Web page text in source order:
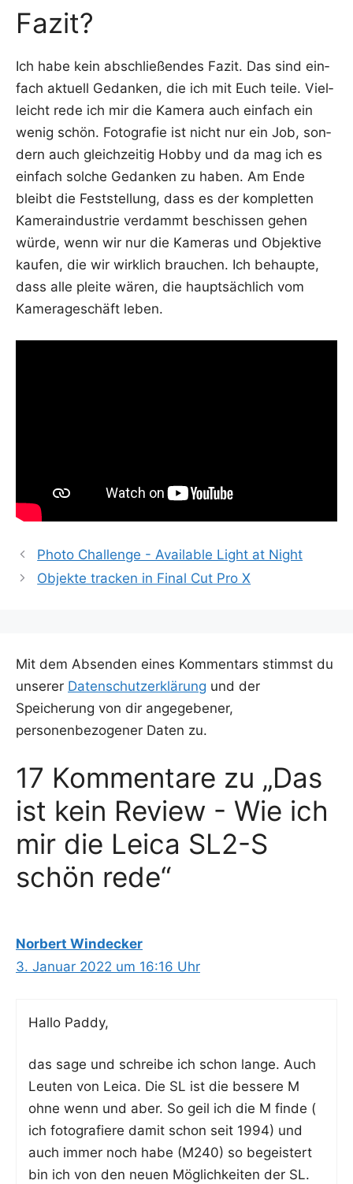
Fazit?
Ich habe kein abschlie­ßen­des Fazit. Das sind ein­
fach aktu­ell Gedan­ken, die ich mit Euch tei­le. Viel­
leicht rede ich mir die Kame­ra auch ein­fach ein
wenig schön. Foto­gra­fie ist nicht nur ein Job, son­
dern auch gleich­zei­tig Hob­by und da mag ich es
ein­fach sol­che Gedan­ken zu haben. Am Ende
bleibt die Fest­stel­lung, dass es der kom­plet­ten
Kame­ra­in­dus­trie ver­dammt beschis­sen gehen
wür­de, wenn wir nur die Kame­ras und Objek­ti­ve
kau­fen, die wir wirk­lich brau­chen. Ich behaup­te,
dass alle plei­te wären, die haupt­säch­lich vom
Kame­ra­ge­schäft leben.
Photo Challenge - Available Light at Night
Objekte tracken in Final Cut Pro X
Mit dem Absenden eines Kommentars stimmst du
unserer Datenschutzerklärung und der
Speicherung von dir angegebener,
personenbezogener Daten zu.
17 Kommentare zu „Das
ist kein Review - Wie ich
mir die Leica SL2-S
schön rede“
Norbert Windecker
3. Januar 2022 um 16:16 Uhr
Hal­lo Paddy,
das sage und schrei­be ich schon lan­ge. Auch
Leu­ten von Lei­ca. Die SL ist die bes­se­re M
ohne wenn und aber. So geil ich die M fin­de (
ich foto­gra­fie­re damit schon seit 1994) und
auch immer noch habe (M240) so begeis­tert
bin ich von den neu­en Mög­lich­kei­ten der SL.